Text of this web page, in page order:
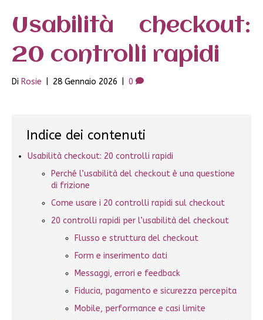
Usabilità checkout:
20 controlli rapidi
Di Rosie 28 Gennaio 2026 0
Indice dei contenuti
Usabilità checkout: 20 controlli rapidi
Perché l’usabilità del checkout è una questione
di frizione
Come usare i 20 controlli rapidi sul checkout
20 controlli rapidi per l’usabilità del checkout
Flusso e struttura del checkout
Form e inserimento dati
Messaggi, errori e feedback
Fiducia, pagamento e sicurezza percepita
Mobile, performance e casi limite